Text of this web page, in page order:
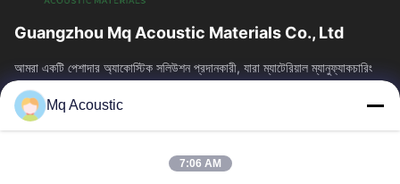
Guangzhou Mq Acoustic Materials Co., Ltd
আমরা একটি পেশাদার অ্যাকোস্টিক সলিউশন প্রদানকারী, যারা ম্যাটেরিয়াল ম্যানুফ্যাকচারিং
এবং আর্কিটেকচারাল অ্যাকোস্টিকসকে একত্রিত করে। আমরা স্টুডিও,...
দ্রুত লিঙ্ক
আমাদের সম্বন্ধে
Mq Acoustic
7:06 AM